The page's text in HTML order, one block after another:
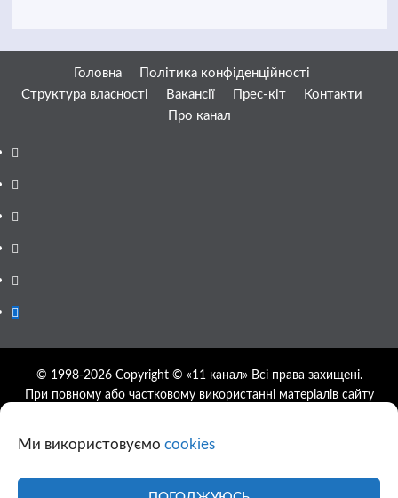
Ми використовуємо cookies
Головна
Політика конфіденційності
Структура власності
Вакансії Прес-кіт
Контакти
Про канал
Facebook
YouTube
Telegram
Instagram
Twitter
Google
© 1998-2026 Copyright © «11 канал» Всі права захищені.
При повному або частковому використанні матеріалів сайту
дозволяється за умови посилання на джерело та прямого